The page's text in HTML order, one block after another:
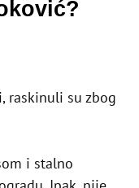
raskinuli su zbog
i stalno